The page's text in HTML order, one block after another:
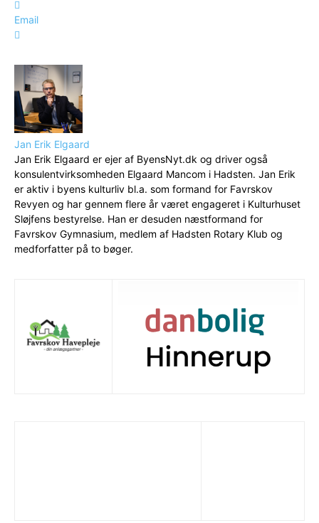
Email
Jan Erik Elgaard
Jan Erik Elgaard er ejer af ByensNyt.dk og driver også
konsulentvirksomheden Elgaard Mancom i Hadsten. Jan Erik
er aktiv i byens kulturliv bl.a. som formand for Favrskov
Revyen og har gennem flere år været engageret i Kulturhuset
Sløjfens bestyrelse. Han er desuden næstformand for
Favrskov Gymnasium, medlem af Hadsten Rotary Klub og
medforfatter på to bøger.